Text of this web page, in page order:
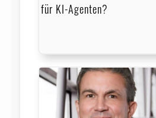
für KI-Agenten?